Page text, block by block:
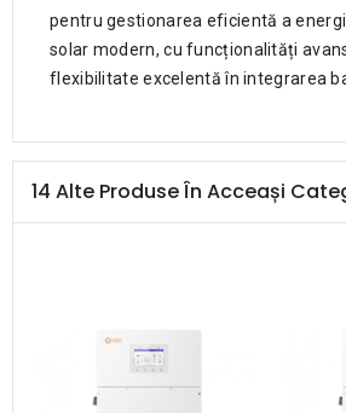
pentru gestionarea eficientă a
solar modern, cu funcționalități
flexibilitate excelentă în integrarea
14 Alte Produse În Acceași